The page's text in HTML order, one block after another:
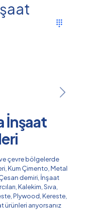
İnşaat
çevre bölgelerde
Kum Çimento, Metal
demiri, İnşaat
Kalekim, Sıva,
Plywood, Kereste,
ürünleri arıyorsanız